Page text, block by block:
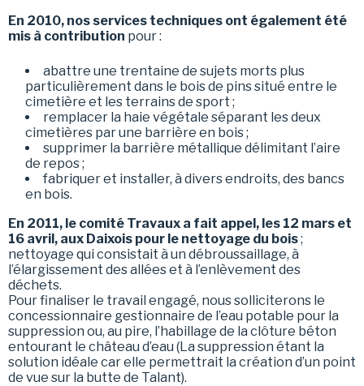
En 2010, nos services techniques ont également été
mis à contribution pour :
abattre une trentaine de sujets morts plus
particulièrement dans le bois de pins situé entre le
cimetière et les terrains de sport ;
remplacer la haie végétale séparant les deux
cimetières par une barrière en bois ;
supprimer la barrière métallique délimitant l’aire
de repos ;
fabriquer et installer, à divers endroits, des bancs
en bois.
En 2011, le comité Travaux a fait appel, les 12 mars et
16 avril, aux Daixois pour le nettoyage du bois;
nettoyage qui consistait à un débroussaillage, à
l’élargissement des allées et à l’enlèvement des
déchets.
Pour finaliser le travail engagé, nous solliciterons le
concessionnaire gestionnaire de l’eau potable pour la
suppression ou, au pire, l’habillage de la clôture béton
entourant le château d’eau (La suppression étant la
solution idéale car elle permettrait la création d’un point
de vue sur la butte de Talant).